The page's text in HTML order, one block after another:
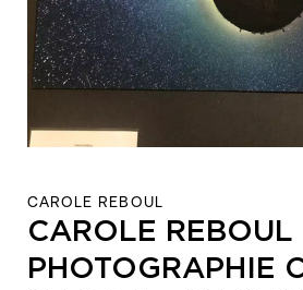
CAROLE REBOUL
CAROLE REBOUL
PHOTOGRAPHIE